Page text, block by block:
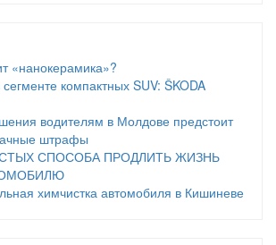
«нанокерамика»?
компактных SUV: ŠKODA
водителям в Молдове предстоит
штрафы
СПОСОБА ПРОДЛИТЬ ЖИЗНЬ
химчистка автомобиля в Кишиневе